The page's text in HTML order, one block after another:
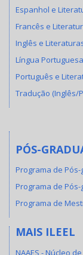
Espanhol e
Francês e
Inglês e
Língua
Português e
Tradução (Inglês/
PÓS-
Programa de
Programa de
Programa de
MAIS ILEEL
NAAES - Núcleo